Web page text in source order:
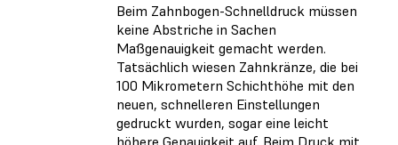
Beim Zahnbogen-Schnelldruck müssen
keine Abstriche in Sachen
Maßgenauigkeit gemacht werden.
Tatsächlich wiesen Zahnkränze, die bei
100 Mikrometern Schichthöhe mit den
neuen, schnelleren Einstellungen
gedruckt wurden, sogar eine leicht
höhere Genauigkeit auf. Beim Druck mit